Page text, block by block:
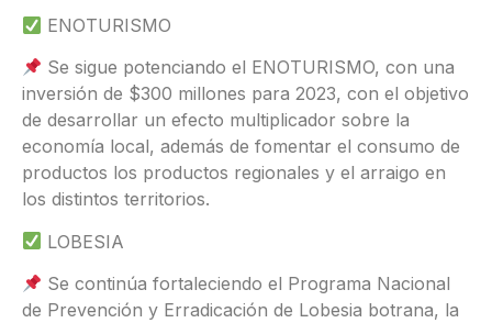
ENOTURISMO
Se sigue potenciando el ENOTURISMO, con una
inversión de $300 millones para 2023, con el objetivo
de desarrollar un efecto multiplicador sobre la
economía local, además de fomentar el consumo de
productos los productos regionales y el arraigo en
los distintos territorios.
LOBESIA
Se continúa fortaleciendo el Programa Nacional
de Prevención y Erradicación de Lobesia botrana, la